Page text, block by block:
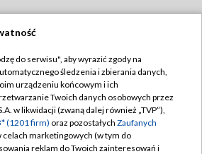
TVP
TVP
Regulamin TVP
prywatności
Moje zgody
do serwisu", aby wyrazić zgody na
śledzenia i zbierania danych,
urządzeniu końcowym i ich
Twoich danych osobowych przez
w likwidacji (zwaną dalej również „TVP”),
(1201 firm) oraz pozostałych Zaufanych
celach marketingowych (w tym do
reklam do Twoich zainteresowań i